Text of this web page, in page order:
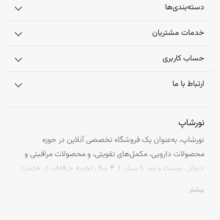
دسته‌بندی‌ها
خدمات مشتریان
حساب کاربری
ارتباط با ما
نورشاپ
نورشاپ، به‌عنوان یک فروشگاه تخصصی آنلاین در حوزه
محصولات دارویی، مکمل‌های تقویتی، و محصولات مراقبتی و
درمانی پوست و مو، با بیش از ۴ سال تجربه حرفه‌ای در خدمت
برندهای اروپایی تهیه کرده و اصالت کالاها را با ضمانت کامل
بیشتر